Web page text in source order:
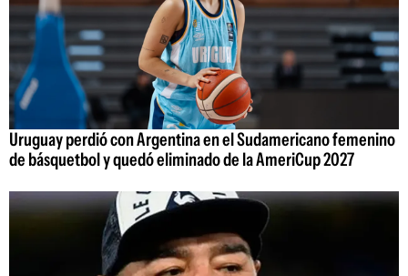
Uruguay perdió con Argentina en el Sudamericano femenino
de básquetbol y quedó eliminado de la AmeriCup 2027